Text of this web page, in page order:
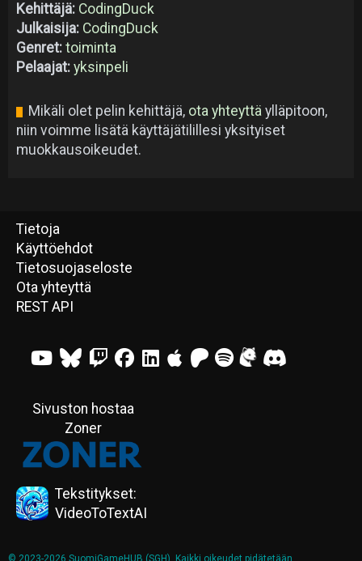
Kehittäjä: CodingDuck
Julkaisija: CodingDuck
Genret: toiminta
Pelaajat: yksinpeli
Mikäli olet pelin kehittäjä, ota yhteyttä ylläpitoon,
niin voimme lisätä käyttäjätilillesi yksityiset
muokkausoikeudet.
Tietoja
Käyttöehdot
Tietosuojaseloste
Ota yhteyttä
REST API
Sivuston hostaa
Zoner
Tekstitykset:
VideoToTextAI
© 2023-2026 SuomiGameHUB (SGH). Kaikki oikeudet pidätetään.